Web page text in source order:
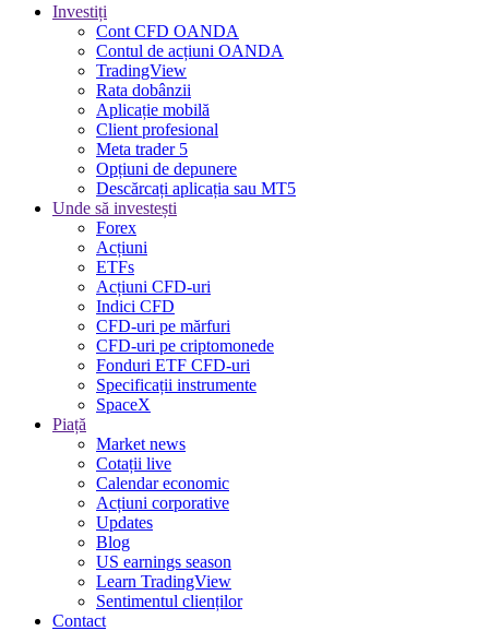
Investiți
Cont CFD OANDA
Contul de acțiuni OANDA
TradingView
Rata dobânzii
Aplicație mobilă
Client profesional
Meta trader 5
Opțiuni de depunere
Descărcați aplicația sau MT5
Unde să investești
Forex
Acțiuni
ETFs
Acțiuni CFD-uri
Indici CFD
CFD-uri pe mărfuri
CFD-uri pe criptomonede
Fonduri ETF CFD-uri
Specificații instrumente
SpaceX
Piață
Market news
Cotații live
Calendar economic
Acțiuni corporative
Updates
Blog
US earnings season
Learn TradingView
Sentimentul clienților
Contact